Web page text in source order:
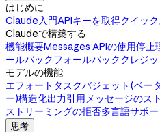
はじめに
Claude入門APIキーを取得クイッ
Claudeで構築する
機能概要Messages APIの使用停止
ールバックフォールバッククレジッ
モデルの機能
エフォート タスクバジェット(ベー
ー)構造化出力引用メッセージのス
ストリーミングの拒否多言語サポー
思考